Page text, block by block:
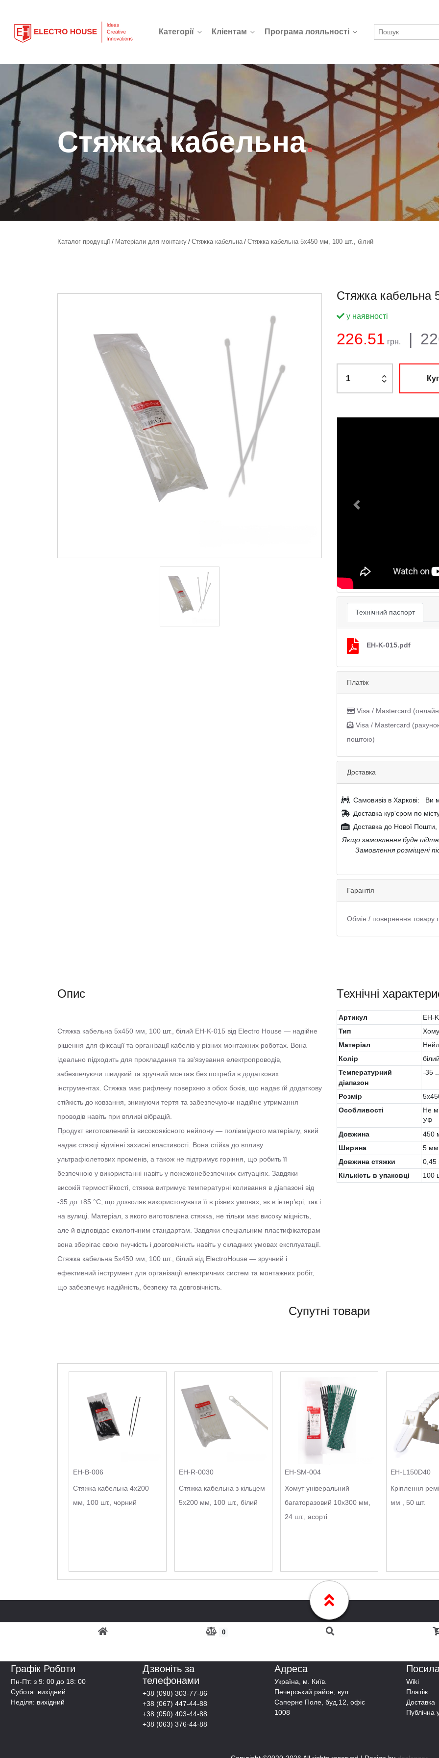
Категорії Кліентам Програма лояльності
0
Стяжка кабельна.
Каталог продукції Матеріали для монтажу Стяжка кабельна Стяжка кабельна 5х450 мм, 100 шт., білий
Стяжка кабельна
Баланс:
у наявності
226.51 грн. |
Previous
Технічний паспорт
EH-K-015.pdf
Платіж
Visa / Mastercard
Visa / Mastercard
поштою)
Доставка
Самовивіз в Харкові:
Ви
Доставка кур'єром по
Доставка до Нової
Якщо замовлення буде
Замовлення розміщені
Гарантія
Обмін / повернення товару
Опис
Стяжка кабельна 5х450 мм, 100 шт., білий EH-K-015 від Electro House — надійне
рішення для фіксації та організації кабелів у різних монтажних роботах. Вона
ідеально підходить для прокладання та зв'язування електропроводів,
забезпечуючи швидкий та зручний монтаж без потреби в додаткових
інструментах. Стяжка має рифлену поверхню з обох боків, що надає їй додаткову
стійкість до ковзання, знижуючи тертя та забезпечуючи надійне утримання
проводів навіть при впливі вібрацій.
Продукт виготовлений із високоякісного нейлону — поліамідного матеріалу, який
надає стяжці відмінні захисні властивості. Вона стійка до впливу
ультрафіолетових променів, а також не підтримує горіння, що робить її
безпечною у використанні навіть у пожежонебезпечних ситуаціях. Завдяки
високій термостійкості, стяжка витримує температурні коливання в діапазоні від
-35 до +85 °С, що дозволяє використовувати її в різних умовах, як в інтер’єрі, так і
на вулиці. Матеріал, з якого виготовлена стяжка, не тільки має високу міцність,
але й відповідає екологічним стандартам. Завдяки спеціальним пластифікаторам
вона зберігає свою гнучкість і довговічність навіть у складних умовах експлуатації.
Стяжка кабельна 5х450 мм, 100 шт., білий від ElectroHouse — зручний і
ефективний інструмент для організації електричних систем та монтажних робіт,
що забезпечує надійність, безпеку та довговічність.
Технічні
Артикул
EH-
Тип
Матеріал
Колiр
Температурний
діапазон
-35
Розмір
Особливості
Не
УФ
Довжина
450
Ширина
5 мм
Довжина стяжки
0,45
Кількість в упаковці
100
Супутні товари
EH-B-006
Стяжка кабельна 4х200
мм, 100 шт., чорний
EH-R-0030
Стяжка кабельна з кільцем
5х200 мм, 100 шт., білий
EH-SM-004
Хомут універальний
багаторазовий 10х300 мм,
24 шт., асорті
EH-L150D40
Кріплення
мм , 50 шт.
Графік Роботи
Пн-Пт: з 9: 00 до 18: 00
Субота: вихідний
Неділя: вихідний
Дзвоніть за
телефонами
+38 (098) 303-77-86
+38 (067) 447-44-88
+38 (050) 403-44-88
+38 (063) 376-44-88
Адреса
Українa, м. Київ.
Печерський район, вул.
Саперне Поле, буд.12, офіс
1008
Wiki
Платіж
Доставка
Публічна